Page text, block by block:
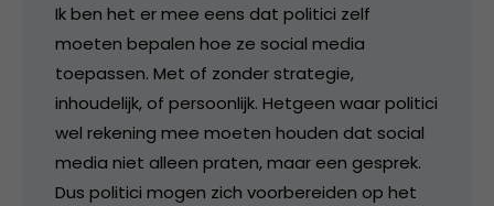
Ik ben het er mee eens dat politici zelf
moeten bepalen hoe ze social media
toepassen. Met of zonder strategie,
inhoudelijk, of persoonlijk. Hetgeen waar politici
wel rekening mee moeten houden dat social
media niet alleen praten, maar een gesprek.
Dus politici mogen zich voorbereiden op het